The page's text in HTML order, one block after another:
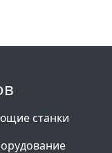
станки